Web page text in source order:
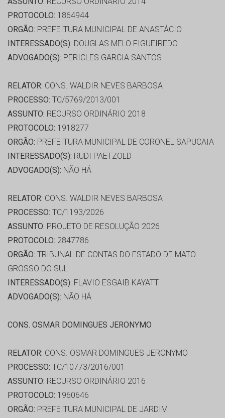
PROTOCOLO: 1864944
ORGÃO: PREFEITURA MUNICIPAL DE ANASTÁCIO
INTERESSADO(S): DOUGLAS MELO FIGUEIREDO
ADVOGADO(S): PERICLES GARCIA SANTOS
RELATOR: CONS. WALDIR NEVES BARBOSA
PROCESSO: TC/5769/2013/001
ASSUNTO: RECURSO ORDINÁRIO 2018
PROTOCOLO: 1918277
ORGÃO: PREFEITURA MUNICIPAL DE CORONEL SAPUCAIA
INTERESSADO(S): RUDI PAETZOLD
ADVOGADO(S): NÃO HÁ
RELATOR: CONS. WALDIR NEVES BARBOSA
PROCESSO: TC/1193/2026
ASSUNTO: PROJETO DE RESOLUÇÃO 2026
PROTOCOLO: 2847786
ORGÃO: TRIBUNAL DE CONTAS DO ESTADO DE MATO
GROSSO DO SUL
INTERESSADO(S): FLAVIO ESGAIB KAYATT
ADVOGADO(S): NÃO HÁ
CONS. OSMAR DOMINGUES JERONYMO
RELATOR: CONS. OSMAR DOMINGUES JERONYMO
PROCESSO: TC/10773/2016/001
ASSUNTO: RECURSO ORDINÁRIO 2016
PROTOCOLO: 1960646
ORGÃO: PREFEITURA MUNICIPAL DE JARDIM